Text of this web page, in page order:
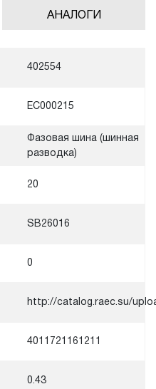
АНАЛОГИ
402554
EC000215
Фазовая шина (шинная
разводка)
20
SB26016
0
http://catalog.raec.su/
4011721161211
0.43